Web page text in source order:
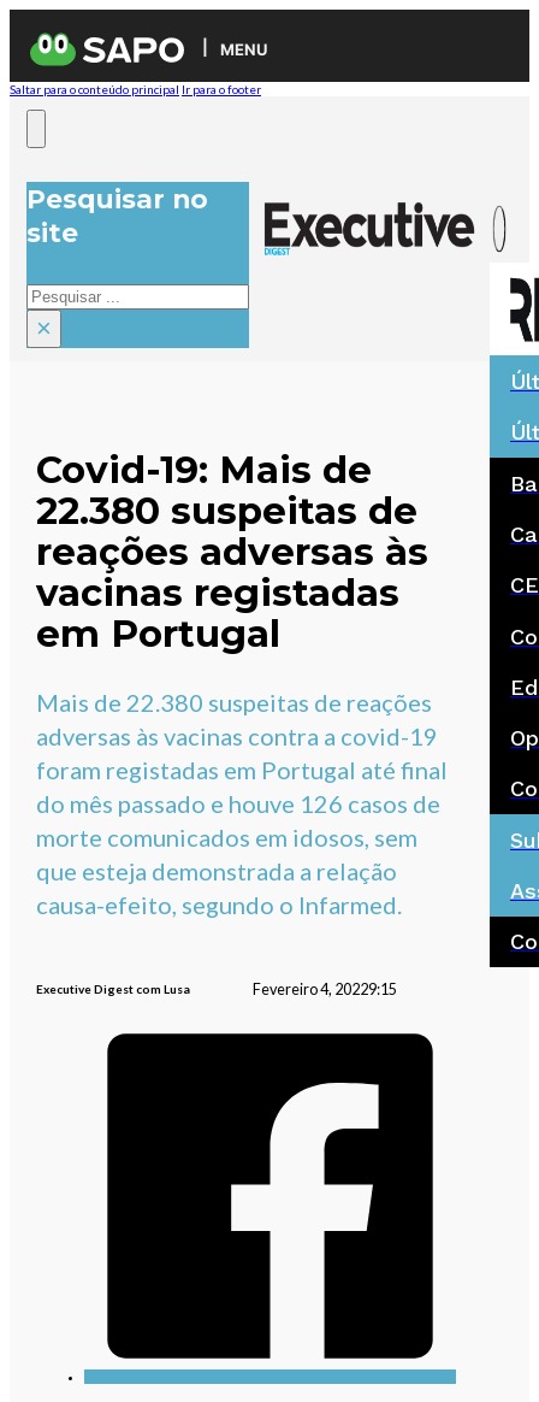
MENU
Saltar para o conteúdo principal Ir para o footer
Pesquisar no
site
Pesquisar
×
Covid-19: Mais de
22.380 suspeitas de
reações adversas às
vacinas registadas
em Portugal
Mais de 22.380 suspeitas de reações
adversas às vacinas contra a covid-19
foram registadas em Portugal até final
do mês passado e houve 126 casos de
morte comunicados em idosos, sem
que esteja demonstrada a relação
causa-efeito, segundo o Infarmed.
Executive Digest com Lusa Fevereiro 4, 20229:15